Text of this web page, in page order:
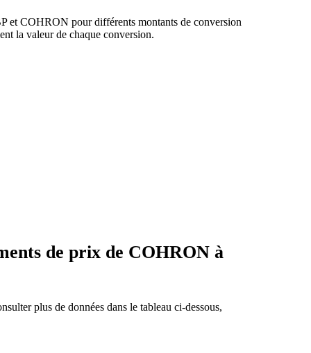
et COHRON pour différents montants de conversion
la valeur de chaque conversion.
de prix de COHRON à
plus de données dans le tableau ci-dessous,